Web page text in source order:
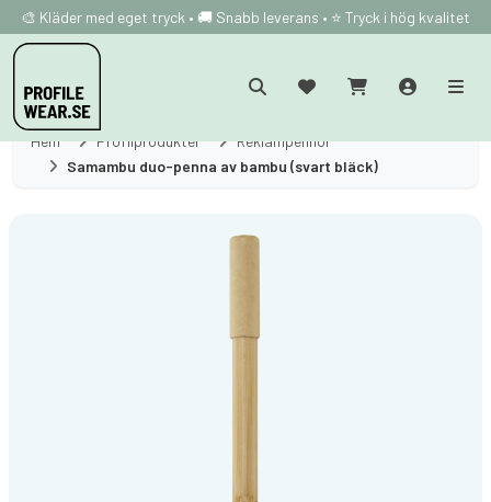
🎨 Kläder med eget tryck • 🚚 Snabb leverans • ⭐ Tryck i hög kvalitet
Hem Profilprodukter
Reklampennor
Samambu duo-penna av bambu (svart bläck)